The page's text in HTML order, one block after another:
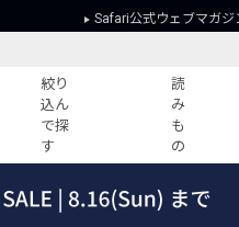
Safari公式ウェブマガジ
絞り
込ん
で探
す
読
み
も
の